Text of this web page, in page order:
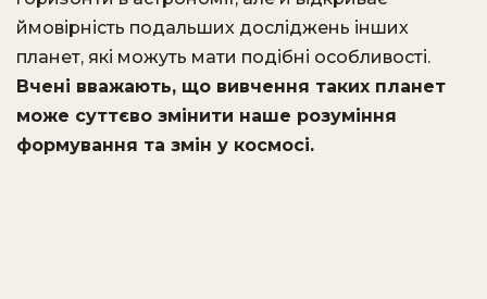
ймовірність подальших досліджень інших
планет, які можуть мати подібні особливості.
Вчені вважають, що вивчення таких планет
може суттєво змінити наше розуміння
формування та змін у космосі.